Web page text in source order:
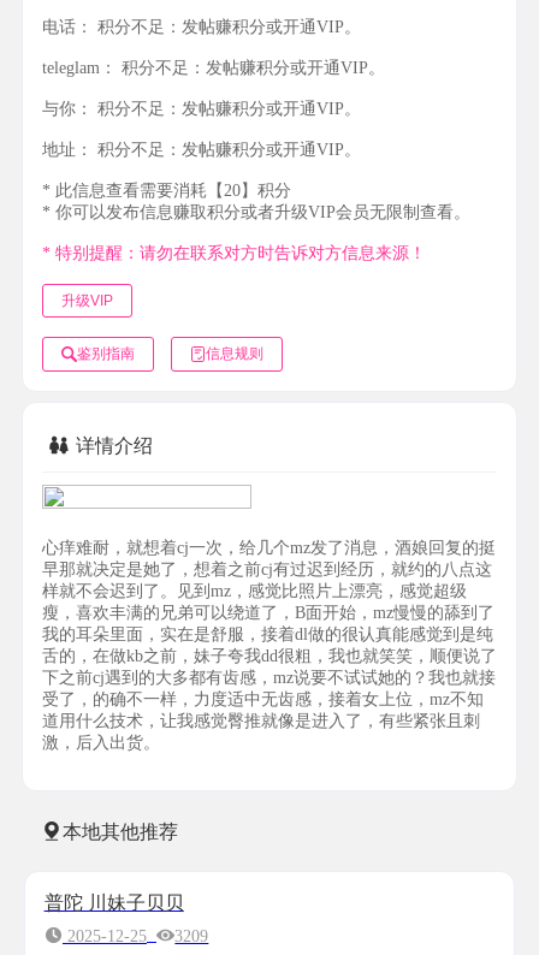
电话： 积分不足：发帖赚积分或开通VIP。
teleglam： 积分不足：发帖赚积分或开通VIP。
与你： 积分不足：发帖赚积分或开通VIP。
地址： 积分不足：发帖赚积分或开通VIP。
* 此信息查看需要消耗【20】积分
* 你可以发布信息赚取积分或者升级VIP会员无限制查看。
* 特别提醒：请勿在联系对方时告诉对方信息来源！
升级VIP
鉴别指南 信息规则
详情介绍
心痒难耐，就想着cj一次，给几个mz发了消息，酒娘回复的挺
早那就决定是她了，想着之前cj有过迟到经历，就约的八点这
样就不会迟到了。见到mz，感觉比照片上漂亮，感觉超级
瘦，喜欢丰满的兄弟可以绕道了，B面开始，mz慢慢的舔到了
我的耳朵里面，实在是舒服，接着dl做的很认真能感觉到是纯
舌的，在做kb之前，妹子夸我dd很粗，我也就笑笑，顺便说了
下之前cj遇到的大多都有齿感，mz说要不试试她的？我也就接
受了，的确不一样，力度适中无齿感，接着女上位，mz不知
道用什么技术，让我感觉臀推就像是进入了，有些紧张且刺
激，后入出货。
本地其他推荐
普陀 川妹子贝贝
2025-12-25
3209